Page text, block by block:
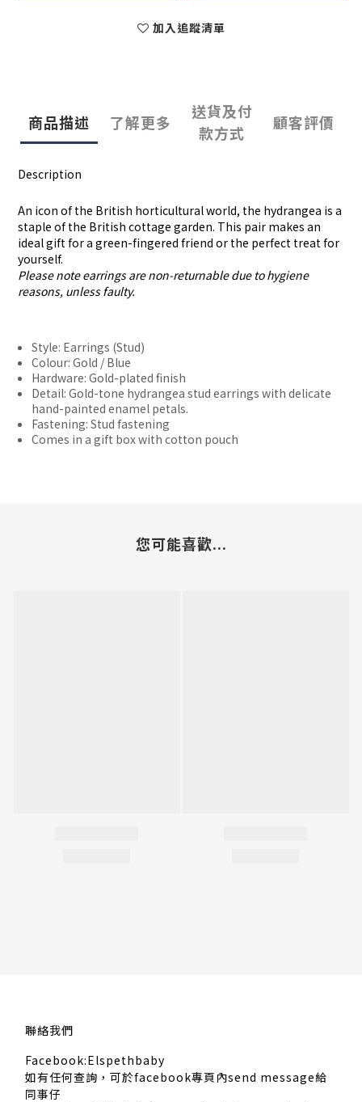
加入追蹤清單
商品描述 了解更多
送貨及付
款方式
顧客評價
Description
An icon of the British horticultural world, the hydrangea is a
staple of the British cottage garden. This pair makes an
ideal gift for a green-fingered friend or the perfect treat for
yourself.
Please note earrings are non-returnable due to hygiene
reasons, unless faulty.
Style: Earrings (Stud)
Colour: Gold / Blue
Hardware: Gold-plated finish
Detail: Gold-tone hydrangea stud earrings with delicate
hand-painted enamel petals.
Fastening: Stud fastening
Comes in a gift box with cotton pouch
您可能喜歡...
聯絡我們
Facebook:Elspethbaby
如有任何查詢，可於facebook專頁內send message給
同事仔